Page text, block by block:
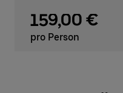
159,00 €
pro Person